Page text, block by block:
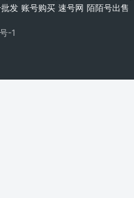
发 账号购买 速号网 陌陌号出售
-1